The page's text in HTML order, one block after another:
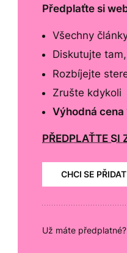
Předplaťte si
Všechny
Diskutujte
Rozbíjejte
Zrušte kdykoli
Výhodná cena
PŘEDPLAŤTE SI
CHCI SE
Už máte předplatné?